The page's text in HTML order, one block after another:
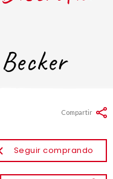
Seguir comprando
Compartir